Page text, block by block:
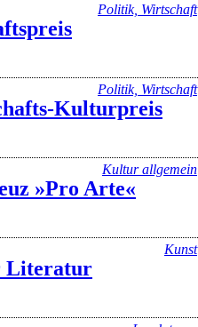
Politik, Wirtschaft
Politik, Wirtschaft
Kulturpreis
Kultur allgemein
»Pro Arte«
Kunst
Literatur